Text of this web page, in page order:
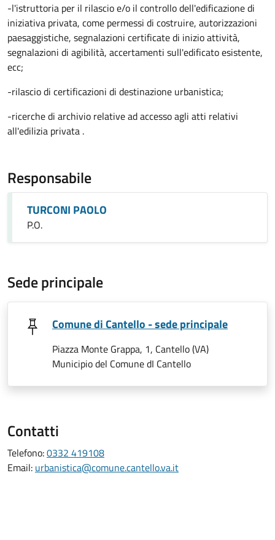
-l'istruttoria per il rilascio e/o il controllo dell'edificazione di
iniziativa privata, come permessi di costruire, autorizzazioni
paesaggistiche, segnalazioni certificate di inizio attività,
segnalazioni di agibilità, accertamenti sull'edificato esistente,
ecc;
-rilascio di certificazioni di destinazione urbanistica;
-ricerche di archivio relative ad accesso agli atti relativi
all'edilizia privata .
Responsabile
TURCONI PAOLO
P.O.
Sede principale
Comune di Cantello - sede principale
Piazza Monte Grappa, 1, Cantello (VA)
Municipio del Comune dI Cantello
Contatti
Telefono:0332 419108
Email: urbanistica@comune.cantello.va.it